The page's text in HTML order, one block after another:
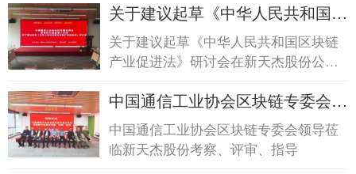
关于建议起草《中华人民共和国区
块链产业促进法...关于建议起草
《中华人民共和国区块链产业促进
法...
关于建议起草《中华人民共和国区块链
产业促进法》研讨会在新天杰股份公司
中国通信工业协会区块链专委会领
导莅临新天杰股...中国通信工业协
会区块链专委会领导莅临新天杰
股...
中国通信工业协会区块链专委会领导莅
临新天杰股份考察、评审、指导